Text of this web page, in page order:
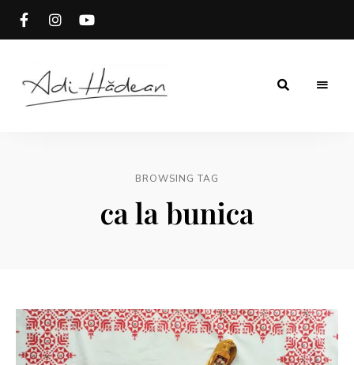
BROWSING TAG
ca la bunica